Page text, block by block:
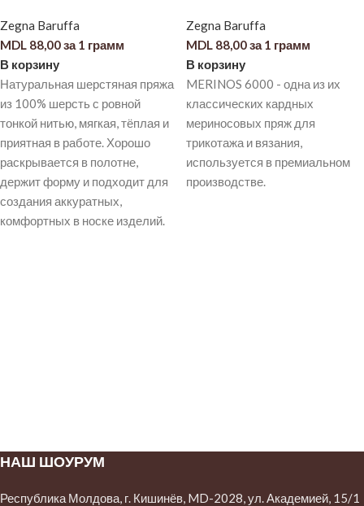
Zegna Baruffa
MDL 88,00за 1 грамм
В корзину
Натуральная шерстяная пряжа
из 100% шерсть с ровной
тонкой нитью, мягкая, тёплая и
приятная в работе. Хорошо
раскрывается в полотне,
держит форму и подходит для
создания аккуратных,
комфортных в носке изделий.
Zegna Baruffa
MDL 88,00за 1 грамм
В корзину
MERINOS 6000 - одна из их
классических кардных
мериносовых пряж для
трикотажа и вязания,
используется в премиальном
производстве.
НАШ ШОУРУМ
Республика Молдова, г. Кишинёв, MD-2028, ул. Академией, 15/1